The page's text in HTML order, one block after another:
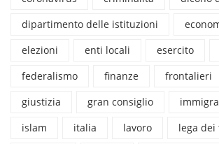
dipartimento delle istituzioni
elezioni
enti locali esercito
federalismo
finanze frontalieri
giustizia
gran consiglio
islam
italia lavoro
lega dei